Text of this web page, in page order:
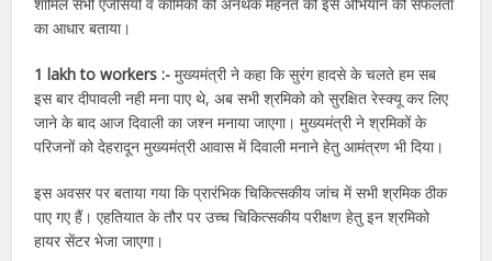
का आधार बताया।
1 lakh to workers :-मुख्यमंत्री ने कहा कि सुरंग हादसे के चलते हम सब
इस बार दीपावली नही मना पाए थे, अब सभी श्रमिको को सुरक्षित रेस्क्यू कर लिए
जाने के बाद आज दिवाली का जश्न मनाया जाएगा। मुख्यमंत्री ने श्रमिकों के
परिजनों को देहरादून मुख्यमंत्री आवास में दिवाली मनाने हेतु आमंत्रण भी दिया।
इस अवसर पर बताया गया कि प्रारंभिक चिकित्सकीय जांच में सभी श्रमिक ठीक
पाए गए हैं। एहतियात के तौर पर उच्च चिकित्सकीय परीक्षण हेतु इन श्रमिको
हायर सेंटर भेजा जाएगा।